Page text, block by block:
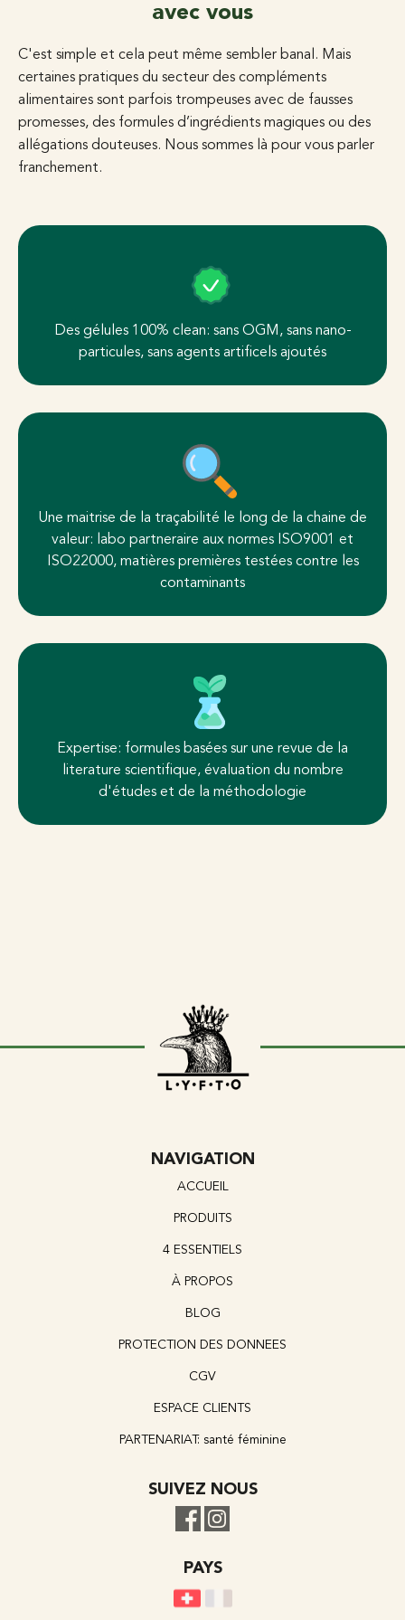
avec vous
C'est simple et cela peut même sembler banal. Mais
certaines pratiques du secteur des compléments
alimentaires sont parfois trompeuses avec de fausses
promesses, des formules d’ingrédients magiques ou des
allégations douteuses. Nous sommes là pour vous parler
franchement.
Des gélules 100% clean: sans OGM, sans nano-
particules, sans agents artificels ajoutés
Une maitrise de la traçabilité le long de la chaine de
valeur: labo partneraire aux normes ISO9001 et
ISO22000, matières premières testées contre les
contaminants
Expertise: formules basées sur une revue de la
literature scientifique, évaluation du nombre
d'études et de la méthodologie
NAVIGATION
ACCUEIL
PRODUITS
4 ESSENTIELS
À PROPOS
BLOG
PROTECTION DES DONNEES
CGV
ESPACE CLIENTS
PARTENARIAT: santé féminine
SUIVEZ NOUS
PAYS